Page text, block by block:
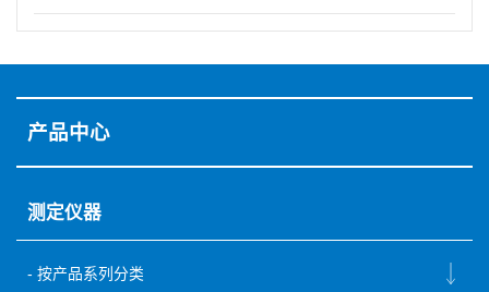
产品中心
测定仪器
按产品系列分类